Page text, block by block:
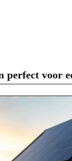
perfect voor